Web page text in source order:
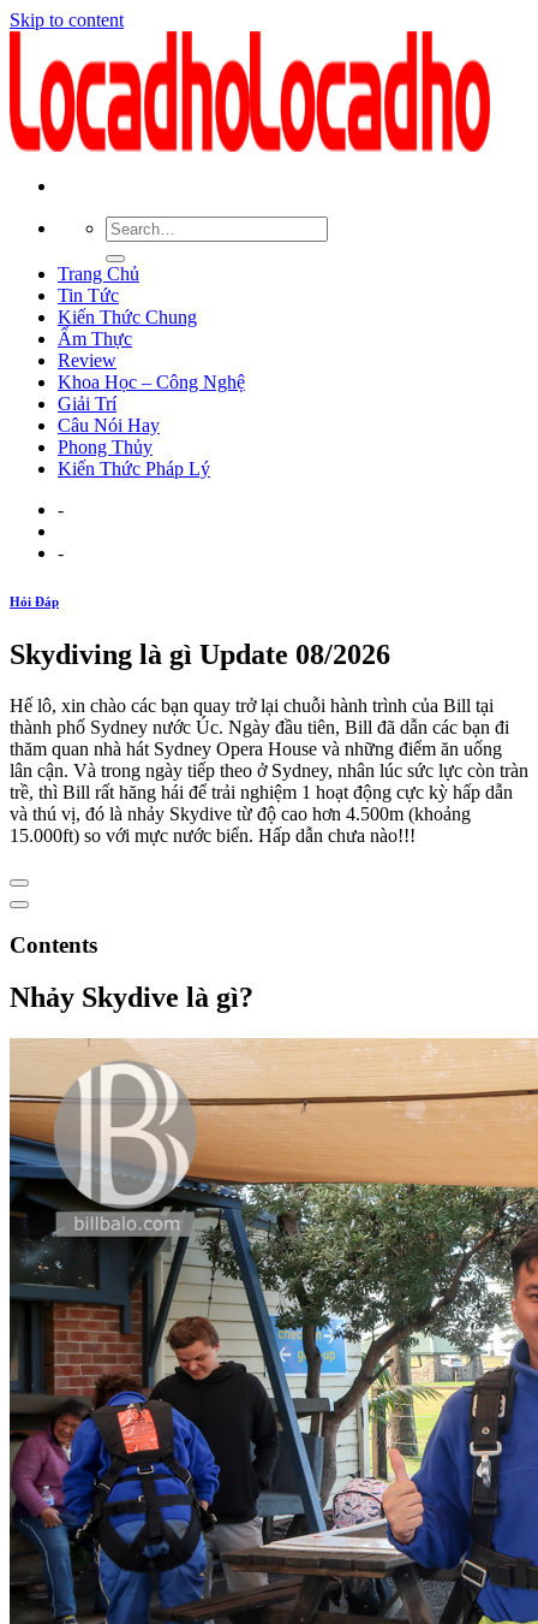
Skip to content
Trang Chủ
Tin Tức
Kiến Thức Chung
Ẩm Thực
Review
Khoa Học – Công Nghệ
Giải Trí
Câu Nói Hay
Phong Thủy
Kiến Thức Pháp Lý
-
-
Hỏi Đáp
Skydiving là gì Update 08/2026
Hế lô, xin chào các bạn quay trở lại chuỗi hành trình của Bill tại
thành phố Sydney nước Úc. Ngày đầu tiên, Bill đã dẫn các bạn đi
thăm quan nhà hát Sydney Opera House và những điểm ăn uống
lân cận. Và trong ngày tiếp theo ở Sydney, nhân lúc sức lực còn tràn
trề, thì Bill rất hăng hái để trải nghiệm 1 hoạt động cực kỳ hấp dẫn
và thú vị, đó là nhảy Skydive từ độ cao hơn 4.500m (khoảng
15.000ft) so với mực nước biển. Hấp dẫn chưa nào!!!
Contents
Nhảy Skydive là gì?